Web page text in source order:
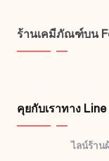
ร้านเคมีภัณฑ์บน
คุยกับเราทาง Line
ไลน์ร้าน